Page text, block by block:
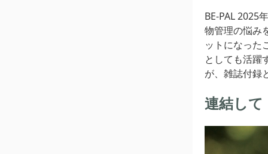
BE-PAL 2025
物管理の悩み
ットになった
としても活躍
が、雑誌付録
連結して